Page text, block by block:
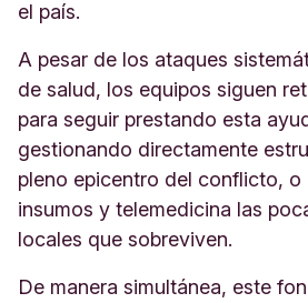
el país.
A pesar de los ataques
de salud, los equipos siguen
para seguir prestando esta
gestionando directamente
pleno epicentro del conflicto,
insumos y telemedicina las
locales que sobreviven.
De manera simultánea, este